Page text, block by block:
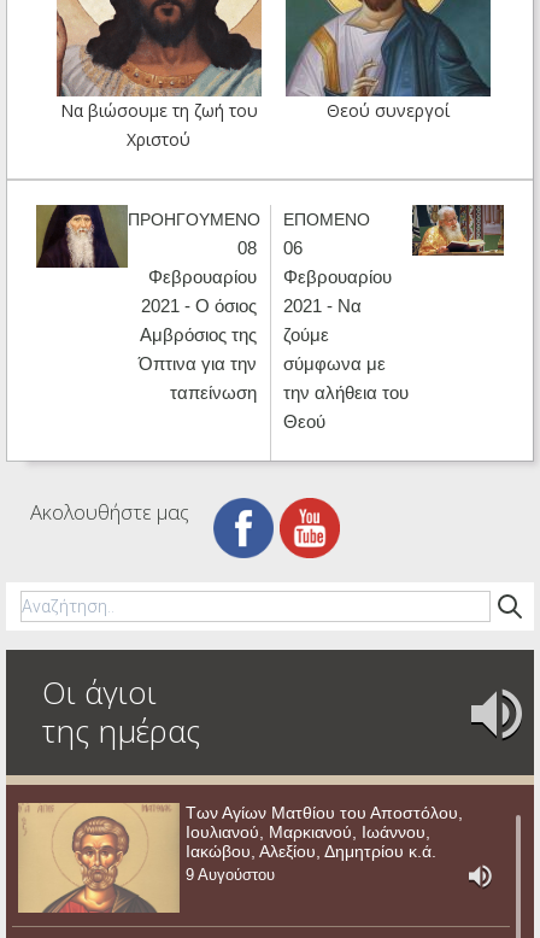
Να βιώσουμε τη ζωή του
Χριστού
Θεού συνεργοί
ΠΡΟΗΓΟΥΜΕΝΟ
08
Φεβρουαρίου
2021 - Ο όσιος
Αμβρόσιος της
Όπτινα για την
ταπείνωση
ΕΠΟΜΕΝΟ
06
Φεβρουαρίου
2021 - Να
ζούμε
σύμφωνα με
την αλήθεια του
Θεού
Ακολουθήστε μας
Οι άγιοι
της ημέρας
Των Αγίων Ματθίου του Αποστόλου,
Ιουλιανού, Μαρκιανού, Ιωάννου,
Ιακώβου, Αλεξίου, Δημητρίου κ.ά.
9 Αυγούστου